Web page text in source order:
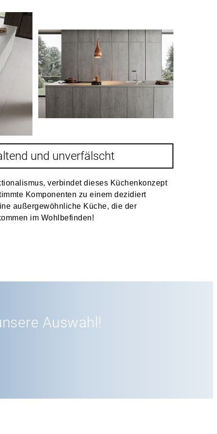
und unverfälscht
verbindet dieses Küchenkonzept
Komponenten zu einem dezidiert
außergewöhnliche Küche, die der
im Wohlbefinden!
Auswahl!